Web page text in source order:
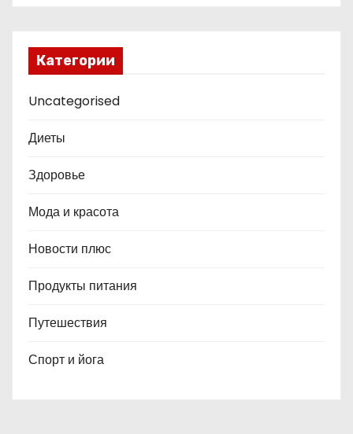
Категории
Uncategorised
Диеты
Здоровье
Мода и красота
Новости плюс
Продукты питания
Путешествия
Спорт и йога